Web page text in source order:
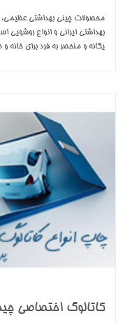
محصولات چینی بهداشتی
بهداشتی ایرانی و انواع
یگانه و منحصر به‌ فرد برای
کاتالوگ اختصاصی